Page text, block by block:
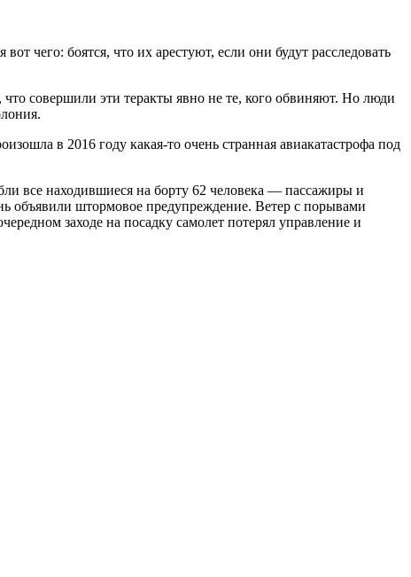
чего: боятся, что их арестуют, если они будут расследовать
совершили эти теракты явно не те, кого обвиняют. Но люди
в 2016 году какая-то очень странная авиакатастрофа под
все находившиеся на борту 62 человека — пассажиры и
объявили штормовое предупреждение. Ветер с порывами
заходе на посадку самолет потерял управление и